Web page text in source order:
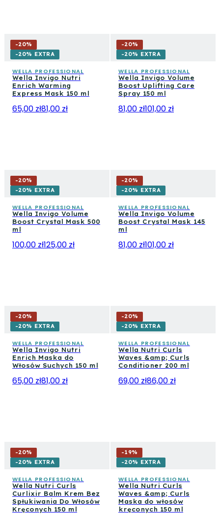
-20%
-20% EXTRA
WELLA PROFESSIONAL
Wella Invigo Nutri
Enrich Warming
Express Mask 150 ml
65,00 zł81,00 zł
-20%
-20% EXTRA
WELLA PROFESSIONAL
Wella Invigo Volume
Boost Uplifting Care
Spray 150 ml
81,00 zł101,00 zł
-20%
-20% EXTRA
WELLA PROFESSIONAL
Wella Invigo Volume
Boost Crystal Mask 500
ml
100,00 zł125,00 zł
-20%
-20% EXTRA
WELLA PROFESSIONAL
Wella Invigo Volume
Boost Crystal Mask 145
ml
81,00 zł101,00 zł
-20%
-20% EXTRA
WELLA PROFESSIONAL
Wella Invigo Nutri
Enrich Maska do
Włosów Suchych 150 ml
65,00 zł81,00 zł
-20%
-20% EXTRA
WELLA PROFESSIONAL
Wella Nutri Curls
Waves &amp; Curls
Conditioner 200 ml
69,00 zł86,00 zł
-20%
-20% EXTRA
WELLA PROFESSIONAL
Wella Nutri Curls
Curlixir Balm Krem Bez
Spłukiwania Do Włosów
Kręconych 150 ml
-19%
-20% EXTRA
WELLA PROFESSIONAL
Wella Nutri Curls
Waves &amp; Curls
Maska do włosów
kręconych 150 ml